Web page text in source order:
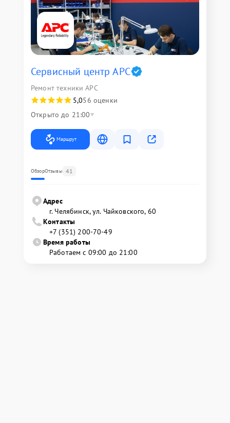
Сервисный центр APC
Ремонт техники APC
5,056 оценки
Открыто до 21:00
Маршрут
ОбзорОтзывы 41
Адрес
г. Челябинск, ул. Чайковского, 60
Контакты
+7 (351) 200-70-49
Время работы
Работаем с 09:00 до 21:00